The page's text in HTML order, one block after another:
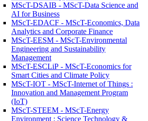
MScT-DSAIB - MScT-Data Science and
AI for Business
MScT-EDACF - MScT-Economics, Data
Analytics and Corporate Finance
MScT-EESM - MScT-Environmental
Engineering and Sustainability
Management
MScT-ESCLiP - MScT-Economics for
Smart Cities and Climate Policy
MScT-IOT - MScT-Internet of Things :
Innovation and Management Program
(IoT)
MScT-STEEM - MScT-Energy
Environment : Science Technology &